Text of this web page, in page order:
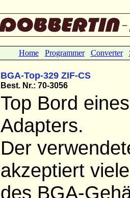
Home Programmer Converter
BGA-Top-329 ZIF-CS
Best. Nr.: 70-3056
Top Bord
Adapters.
Der
akzeptiert
des BGA-